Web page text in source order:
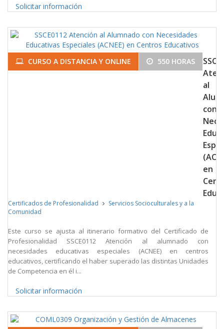
Solicitar información
CURSO A DISTANCIA Y ONLINE 550 HORAS
al
con
en
Certificados de Profesionalidad
Servicios Socioculturales y a la
Comunidad
Este curso se ajusta al itinerario formativo del Certificado de
Profesionalidad SSCE0112 Atención al alumnado con
necesidades educativas especiales (ACNEE) en centros
educativos, certificando el haber superado las distintas Unidades
de Competencia en él i...
Solicitar información